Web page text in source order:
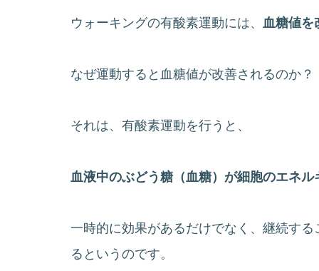
ウォーキングの有酸素運動には、 血糖値を
なぜ運動すると血糖値が改善されるのか？
それは、有酸素運動を行うと、
血液中のぶどう糖（血糖）が細胞のエネ
一時的に効果があるだけでなく、継続する
るというのです。